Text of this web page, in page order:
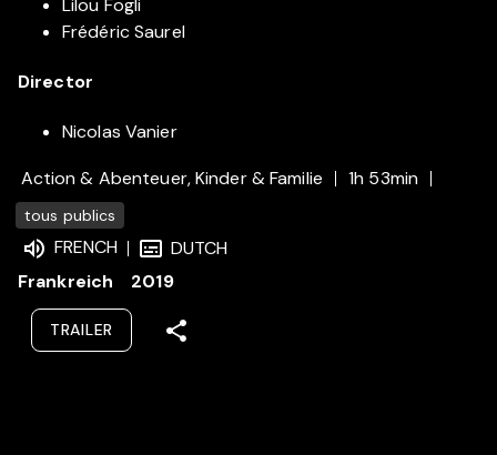
Frédéric Saurel
Director
Nicolas Vanier
Action & Abenteuer, Kinder & Familie
1h 53min
tous publics
FRENCH
DUTCH
Frankreich
2019
TRAILER